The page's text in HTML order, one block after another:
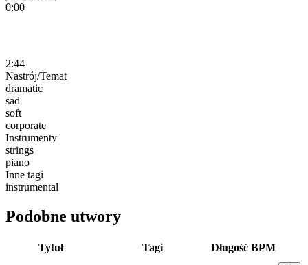
0:00
2:44
Nastrój/Temat
dramatic
sad
soft
corporate
Instrumenty
strings
piano
Inne tagi
instrumental
Podobne utwory
Tytuł Tagi Długość BPM